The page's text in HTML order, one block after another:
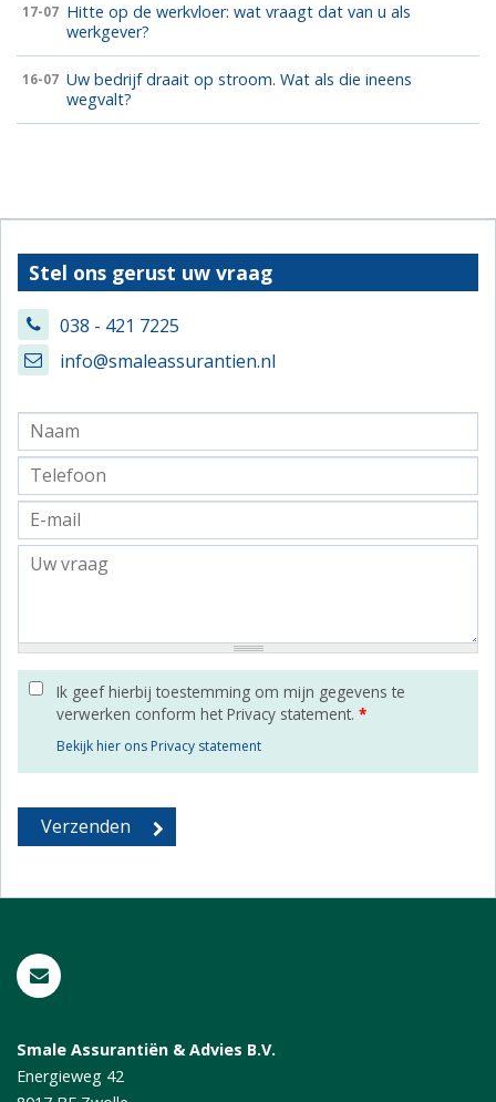
17-07 Hitte op de werkvloer: wat vraagt dat van u als
werkgever?
16-07 Uw bedrijf draait op stroom. Wat als die ineens
wegvalt?
Stel ons gerust uw vraag
038 - 421 7225
info@smaleassurantien.nl
Ik geef hierbij toestemming om mijn gegevens te
verwerken conform het Privacy statement. *
Bekijk hier ons Privacy statement
Smale Assurantiën & Advies B.V.
Energieweg 42